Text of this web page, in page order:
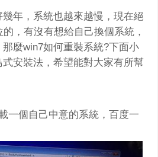
年，系統也越來越慢，現在絕
，有沒有想給自己換個系統，
麼win7如何重裝系統?下面小
安裝法，希望能對大家有所幫
一個自己中意的系統，百度一